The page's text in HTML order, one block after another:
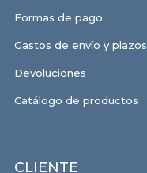
Formas de pago
Gastos de envío y plazos
Devoluciones
Catálogo de productos
CLIENTE